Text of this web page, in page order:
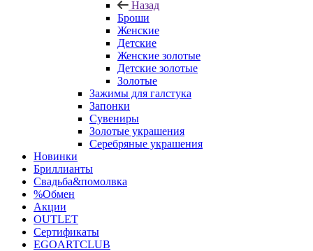
Назад
Броши
Женские
Детские
Женские золотые
Детские золотые
Золотые
Зажимы для галстука
Запонки
Сувениры
Золотые украшения
Серебряные украшения
Новинки
Бриллианты
Свадьба&помолвка
%Обмен
Акции
OUTLET
Сертификаты
EGOARTCLUB